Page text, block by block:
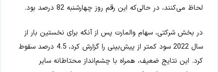
لحاظ می‌کنند، در حالی‌که این رقم روز چهارشنبه 82 درصد بود.
در بخش شرکتی، سهام والمارت پس از آنکه برای نخستین بار از
سال 2022 سود کمتر از پیش‌بینی را گزارش کرد، 4.5 درصد سقوط
کرد. این نتایج ضعیف، همراه با چشم‌انداز محتاطانه سایر